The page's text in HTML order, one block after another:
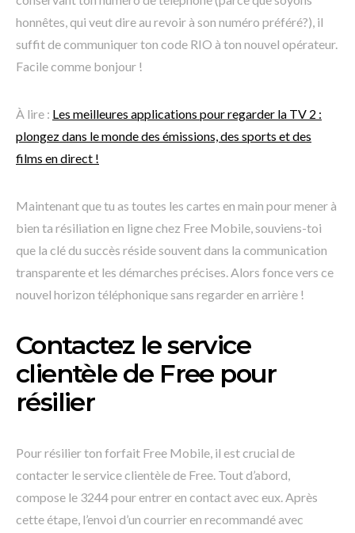
honnêtes, qui veut dire au revoir à son numéro préféré?), il
suffit de communiquer ton code RIO à ton nouvel opérateur.
Facile comme bonjour !
À lire : Les meilleures applications pour regarder la TV 2 :
plongez dans le monde des émissions, des sports et des
films en direct !
Maintenant que tu as toutes les cartes en main pour mener à
bien ta résiliation en ligne chez Free Mobile, souviens-toi
que la clé du succès réside souvent dans la communication
transparente et les démarches précises. Alors fonce vers ce
nouvel horizon téléphonique sans regarder en arrière !
Contactez le service
clientèle de Free pour
résilier
Pour résilier ton forfait Free Mobile, il est crucial de
contacter le service clientèle de Free. Tout d’abord,
compose le 3244 pour entrer en contact avec eux. Après
cette étape, l’envoi d’un courrier en recommandé avec